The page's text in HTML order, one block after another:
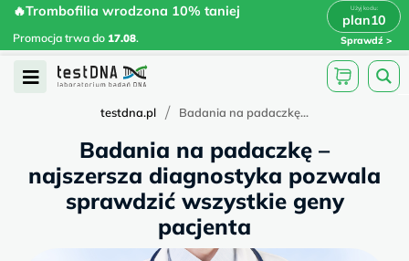
Skip
content
🔥Trombofilia wrodzona 10% taniej
Promocja trwa do 17.08.
plan10
Sprawdź
🔥Trombofilia wrodzona 10% taniej
plan10 x
Open
testdna.pl / Badania na padaczkę...
Badania na padaczkę –
najszersza diagnostyka pozwala
sprawdzić wszystkie geny
pacjenta